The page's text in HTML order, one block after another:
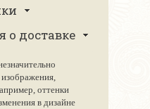
доставке
изображения,
оттенки
в дизайне